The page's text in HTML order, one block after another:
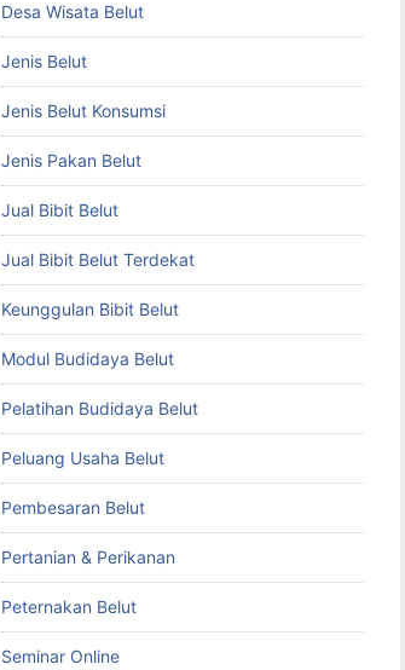
Desa Wisata Belut
Jenis Belut
Jenis Belut Konsumsi
Jenis Pakan Belut
Jual Bibit Belut
Jual Bibit Belut Terdekat
Keunggulan Bibit Belut
Modul Budidaya Belut
Pelatihan Budidaya Belut
Peluang Usaha Belut
Pembesaran Belut
Pertanian & Perikanan
Peternakan Belut
Seminar Online